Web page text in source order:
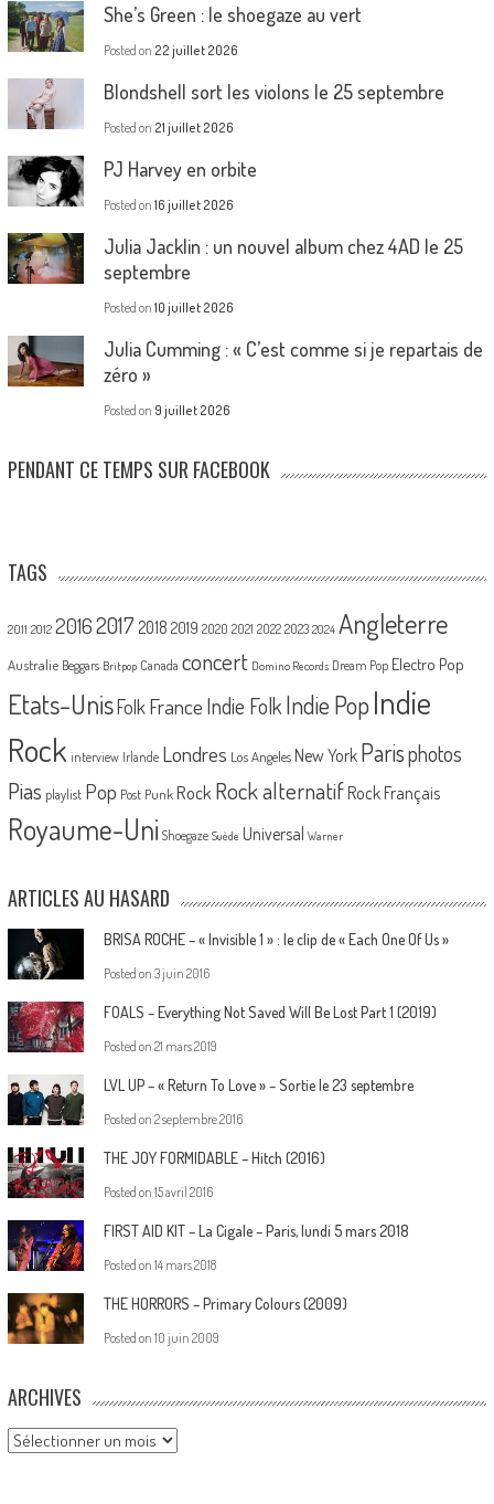
She’s Green : le shoegaze au vert
Posted on 22 juillet 2026
Blondshell sort les violons le 25 septembre
Posted on 21 juillet 2026
PJ Harvey en orbite
Posted on 16 juillet 2026
Julia Jacklin : un nouvel album chez 4AD le 25
septembre
Posted on 10 juillet 2026
Julia Cumming : « C’est comme si je repartais de
zéro »
Posted on 9 juillet 2026
PENDANT CE TEMPS SUR FACEBOOK
TAGS
2011 2012 20162017 2018 2019 2020 2021 2022 2023 2024 Angleterre
Australie Beggars Britpop Canada concert Domino Records Dream Pop Electro Pop
Etats-UnisFolk France Indie Folk Indie PopIndie
Rock interview Irlande Londres Los Angeles New York Parisphotos
Pias playlist Pop Post Punk Rock Rock alternatif Rock Français
Royaume-Uni Shoegaze Suède Universal Warner
ARTICLES AU HASARD
BRISA ROCHE – « Invisible 1 » : le clip de « Each One Of Us »
Posted on 3 juin 2016
FOALS – Everything Not Saved Will Be Lost Part 1 (2019)
Posted on 21 mars 2019
LVL UP – « Return To Love » – Sortie le 23 septembre
Posted on 2 septembre 2016
THE JOY FORMIDABLE – Hitch (2016)
Posted on 15 avril 2016
FIRST AID KIT – La Cigale – Paris, lundi 5 mars 2018
Posted on 14 mars 2018
THE HORRORS – Primary Colours (2009)
Posted on 10 juin 2009
ARCHIVES
Archives